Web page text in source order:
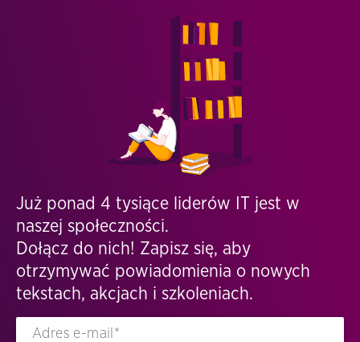
Już ponad 4 tysiące liderów IT jest w
naszej społeczności.
Dołącz do nich! Zapisz się, aby
otrzymywać powiadomienia o nowych
tekstach, akcjach i szkoleniach.